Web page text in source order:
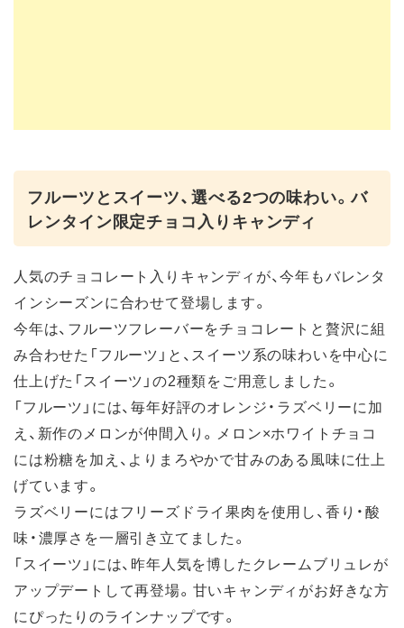
フルーツとスイーツ、選べる2つの味わい。バ
レンタイン限定チョコ入りキャンディ
人気のチョコレート入りキャンディが、今年もバレンタ
インシーズンに合わせて登場します。
今年は、フルーツフレーバーをチョコレートと贅沢に組
み合わせた「フルーツ」と、スイーツ系の味わいを中心に
仕上げた「スイーツ」の2種類をご用意しました。
「フルーツ」には、毎年好評のオレンジ・ラズベリーに加
え、新作のメロンが仲間入り。メロン×ホワイトチョコ
には粉糖を加え、よりまろやかで甘みのある風味に仕上
げています。
ラズベリーにはフリーズドライ果肉を使用し、香り・酸
味・濃厚さを一層引き立てました。
「スイーツ」には、昨年人気を博したクレームブリュレが
アップデートして再登場。甘いキャンディがお好きな方
にぴったりのラインナップです。